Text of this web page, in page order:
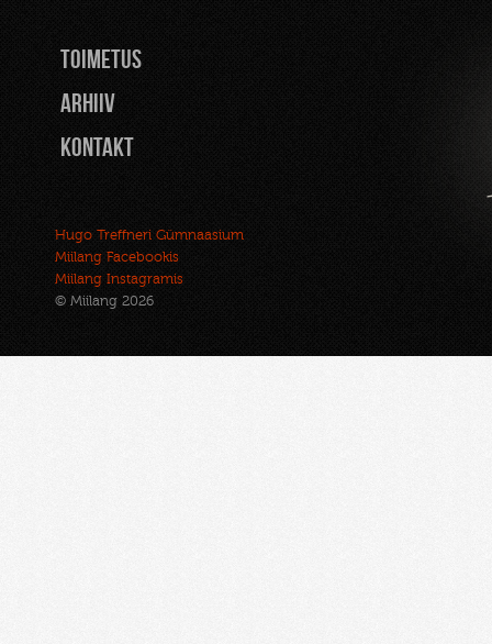
TOIMETUS
Arhiiv
Kontakt
Hugo Treffneri Gümnaasium
Miilang Facebookis
Miilang Instagramis
© Miilang 2026